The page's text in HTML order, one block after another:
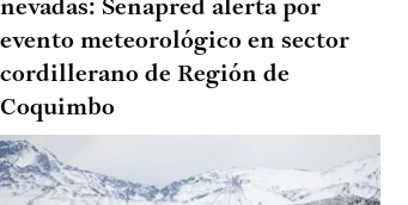
nevadas: Senapred alerta por
evento meteorológico en sector
cordillerano de Región de
Coquimbo